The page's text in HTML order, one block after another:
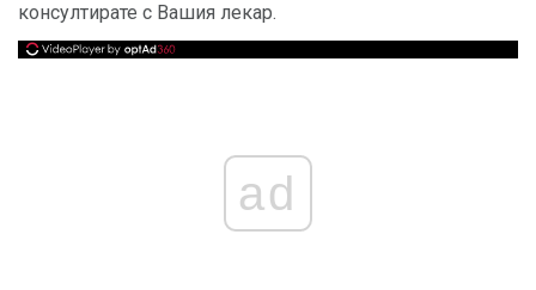
консултирате с Вашия лекар.
ad